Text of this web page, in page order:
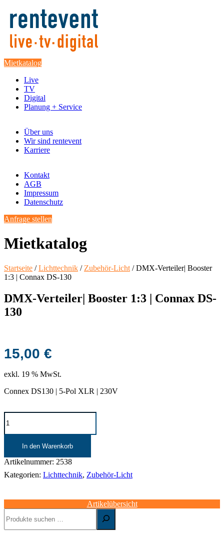
Mietkatalog
Live
TV
Digital
Planung + Service
Über uns
Wir sind rentevent
Karriere
Kontakt
AGB
Impressum
Datenschutz
Anfrage stellen
Mietkatalog
Startseite /Lichttechnik / Zubehör-Licht / DMX-Verteiler| Booster
1:3 | Connax DS-130
DMX-Verteiler| Booster 1:3 | Connax DS-
130
15,00 €
exkl. 19 % MwSt.
Connex DS130 | 5-Pol XLR | 230V
DMX-
Verteiler|
Booster
Connax
130
In den Warenkorb
Artikelnummer: 2538
Kategorien: Lichttechnik, Zubehör-Licht
Artikelübersicht